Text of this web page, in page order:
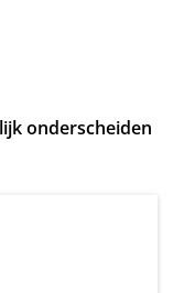
onderscheiden